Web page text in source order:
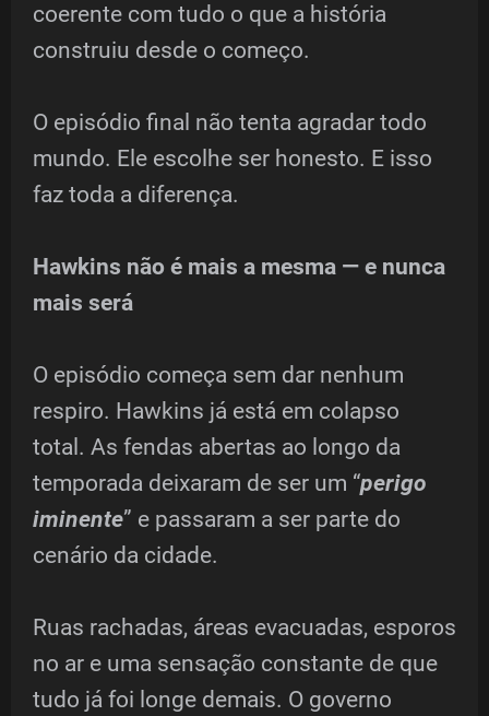
coerente com tudo o que a história
construiu desde o começo.
O episódio final não tenta agradar todo
mundo. Ele escolhe ser honesto. E isso
faz toda a diferença.
Hawkins não é mais a mesma — e nunca
mais será
O episódio começa sem dar nenhum
respiro. Hawkins já está em colapso
total. As fendas abertas ao longo da
temporada deixaram de ser um “perigo
iminente” e passaram a ser parte do
cenário da cidade.
Ruas rachadas, áreas evacuadas, esporos
no ar e uma sensação constante de que
tudo já foi longe demais. O governo